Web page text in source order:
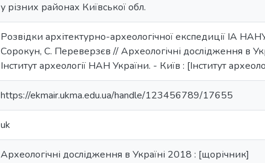
у різних районах Київської обл.
Розвідки архітектурно-археологічної експедиції ІА
Сорокун, С. Переверзєв // Археологічні дослідження в
Інститут археології НАН України. - Київ : [Інститут
https://ekmair.ukma.edu.ua/handle/123456789/17655
uk
Археологічні дослідження в Україні 2018 : [щорічник]